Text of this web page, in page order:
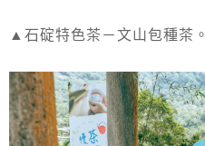
▲石碇特色茶－文山包種茶。